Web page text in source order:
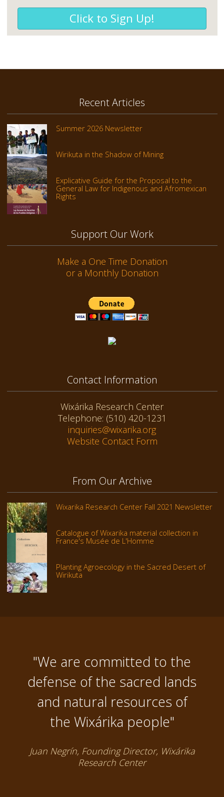
Click to Sign Up!
Recent Articles
Summer 2026 Newsletter
Wirikuta in the Shadow of Mining
Explicative Guide for the Proposal to the
General Law for Indigenous and Afromexican
Rights
Support Our Work
Make a One Time Donation
or a Monthly Donation
Contact Information
Wixárika Research Center
Telephone: (510) 420-1231
inquiries@wixarika.org
Website Contact Form
From Our Archive
Wixarika Research Center Fall 2021 Newsletter
Catalogue of Wixarika material collection in
France's Musée de L'Homme
Planting Agroecology in the Sacred Desert of
Wirikuta
"We are committed to the
defense of the sacred lands
and natural resources of
the Wixárika people"
Juan Negrín, Founding Director, Wixárika
Research Center